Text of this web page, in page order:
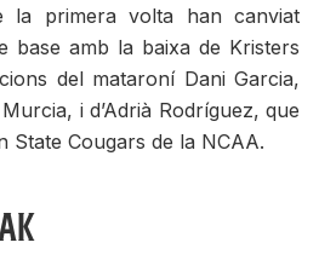
la primera volta han canviat
base amb la baixa de Kristers
del mataroní Dani Garcia,
i d’Adrià Rodríguez, que
State Cougars de la NCAA.